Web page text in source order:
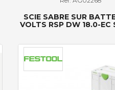
SCIE SABRE SUR
VOLTS RSP DW 18.0-EC